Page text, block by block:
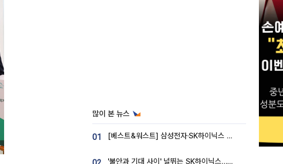
많이 본 뉴스
01 [베스트&워스트] 삼성전자·SK하이닉스 밀린 한 주…상상인증권은 85% 급등
'불안과 기대 사이' 널뛰는 SK하이닉스…증권가 "HBM4·LTA 기반 펀터멘털 견고"